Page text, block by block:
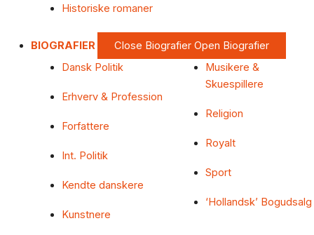
Historiske romaner
BIOGRAFIER Close Biografier Open Biografier
Dansk Politik
Erhverv & Profession
Forfattere
Int. Politik
Kendte danskere
Kunstnere
Musikere &
Skuespillere
Religion
Royalt
Sport
‘Hollandsk’ Bogudsalg